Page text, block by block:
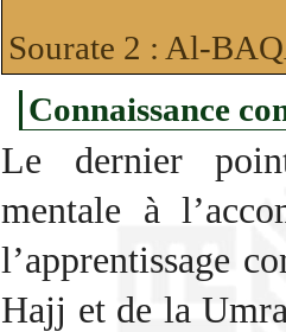
Sourate 2 : Al-
Connaissance
Le dernier
mentale à
l’apprentissage
Hajj et de la